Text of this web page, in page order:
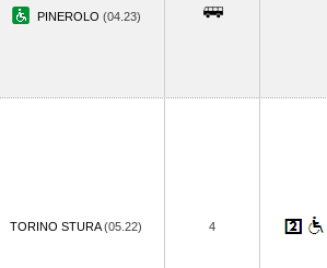
PINEROLO (04.23)
TORINO STURA(05.22) 4